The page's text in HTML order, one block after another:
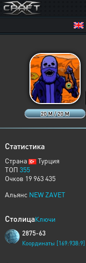
20 M / 20 M
Статистика
Страна
Турция
ТОП 355
Очков 19 963 435
Альянс NEW ZAVET
СтолицаКлючи
2875-63
Координаты [169:938:9]